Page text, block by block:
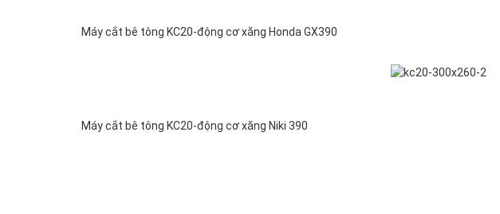
Máy cắt bê tông KC20-động cơ xăng Honda GX390
Máy cắt bê tông KC20-động cơ xăng Niki 390